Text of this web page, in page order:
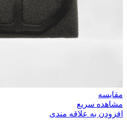
مقایسه
مشاهده سریع
افزودن به علاقه مندی